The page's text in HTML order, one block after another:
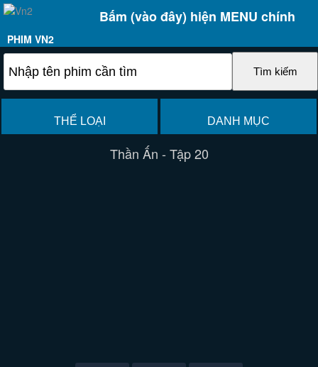
Bấm (vào đây) hiện MENU chính
PHIM VN2
THỂ LOẠI DANH MỤC
Thần Ấn - Tập 20